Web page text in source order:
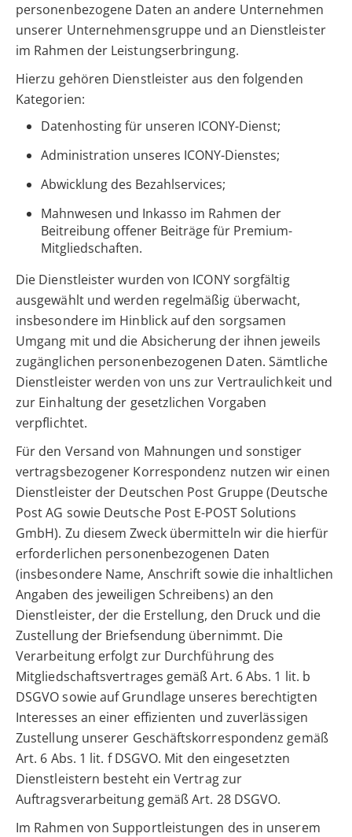
personenbezogene Daten an andere Unternehmen
unserer Unternehmensgruppe und an Dienstleister
im Rahmen der Leistungserbringung.
Hierzu gehören Dienstleister aus den folgenden
Kategorien:
Datenhosting für unseren ICONY-Dienst;
Administration unseres ICONY-Dienstes;
Abwicklung des Bezahlservices;
Mahnwesen und Inkasso im Rahmen der
Beitreibung offener Beiträge für Premium-
Mitgliedschaften.
Die Dienstleister wurden von ICONY sorgfältig
ausgewählt und werden regelmäßig überwacht,
insbesondere im Hinblick auf den sorgsamen
Umgang mit und die Absicherung der ihnen jeweils
zugänglichen personenbezogenen Daten. Sämtliche
Dienstleister werden von uns zur Vertraulichkeit und
zur Einhaltung der gesetzlichen Vorgaben
verpflichtet.
Für den Versand von Mahnungen und sonstiger
vertragsbezogener Korrespondenz nutzen wir einen
Dienstleister der Deutschen Post Gruppe (Deutsche
Post AG sowie Deutsche Post E-POST Solutions
GmbH). Zu diesem Zweck übermitteln wir die hierfür
erforderlichen personenbezogenen Daten
(insbesondere Name, Anschrift sowie die inhaltlichen
Angaben des jeweiligen Schreibens) an den
Dienstleister, der die Erstellung, den Druck und die
Zustellung der Briefsendung übernimmt. Die
Verarbeitung erfolgt zur Durchführung des
Mitgliedschaftsvertrages gemäß Art. 6 Abs. 1 lit. b
DSGVO sowie auf Grundlage unseres berechtigten
Interesses an einer effizienten und zuverlässigen
Zustellung unserer Geschäftskorrespondenz gemäß
Art. 6 Abs. 1 lit. f DSGVO. Mit den eingesetzten
Dienstleistern besteht ein Vertrag zur
Auftragsverarbeitung gemäß Art. 28 DSGVO.
Im Rahmen von Supportleistungen des in unserem